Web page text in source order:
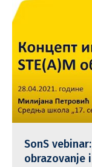
SonS
obrazovanje